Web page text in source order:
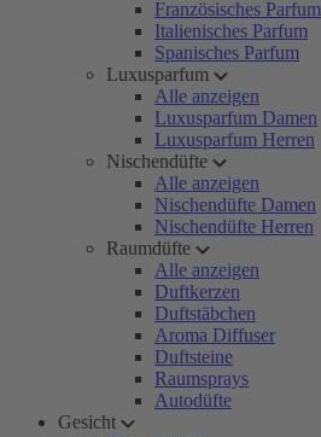
Französisches Parfum
Italienisches Parfum
Spanisches Parfum
Luxusparfum
Alle anzeigen
Luxusparfum Damen
Luxusparfum Herren
Nischendüfte
Alle anzeigen
Nischendüfte Damen
Nischendüfte Herren
Raumdüfte
Alle anzeigen
Duftkerzen
Duftstäbchen
Aroma Diffuser
Duftsteine
Raumsprays
Autodüfte
Gesicht